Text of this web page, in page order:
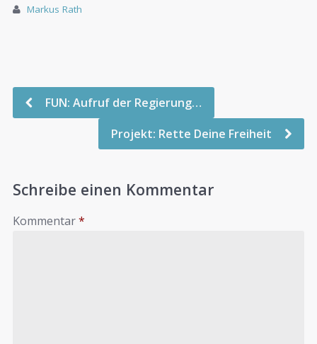
Markus Rath
FUN: Aufruf der Regierung…
Projekt: Rette Deine Freiheit
Schreibe einen Kommentar
Kommentar*